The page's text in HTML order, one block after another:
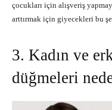
çocukları için alışveriş
arttırmak için giyecekleri bu
3. Kadın ve
düğmeleri